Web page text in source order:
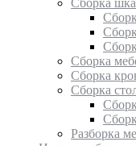
Сборка
Сборка
Сборка
Сборка
Разборка